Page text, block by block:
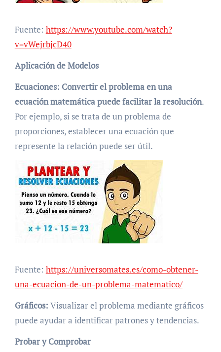
Fuente: https://www.youtube.com/watch?
v=vWejrbjcD40
Aplicación de Modelos
Ecuaciones: Convertir el problema en una
ecuación matemática puede facilitar la resolución.
Por ejemplo, si se trata de un problema de
proporciones, establecer una ecuación que
represente la relación puede ser útil.
Fuente: https://universomates.es/como-obtener-
una-ecuacion-de-un-problema-matematico/
Gráficos: Visualizar el problema mediante gráficos
puede ayudar a identificar patrones y tendencias.
Probar y Comprobar